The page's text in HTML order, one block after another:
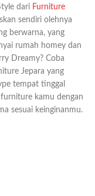
dari Furniture
sendiri olehnya
berwarna, yang
rumah homey dan
Dreamy? Coba
Jepara yang
tempat tinggal
furniture kamu dengan
sesuai keinginanmu.